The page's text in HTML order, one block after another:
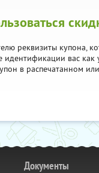
реквизиты купона,
вас как
в распечатанном
Документы